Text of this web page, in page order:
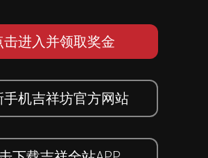
击进入并领取奖金
手机吉祥坊官方网站